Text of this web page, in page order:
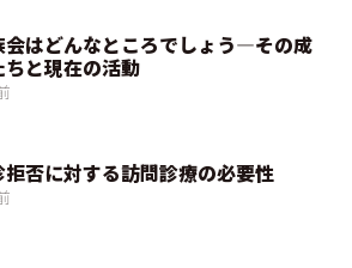
会はどんなところでしょう―その成
ちと現在の活動
拒否に対する訪問診療の必要性